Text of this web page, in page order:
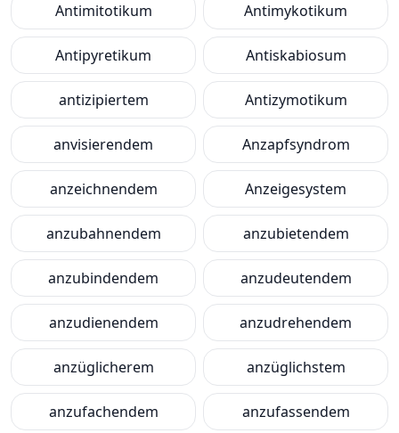
Antimitotikum Antimykotikum
Antipyretikum Antiskabiosum
antizipiertem Antizymotikum
anvisierendem Anzapfsyndrom
anzeichnendem Anzeigesystem
anzubahnendem anzubietendem
anzubindendem anzudeutendem
anzudienendem anzudrehendem
anzüglicherem anzüglichstem
anzufachendem anzufassendem